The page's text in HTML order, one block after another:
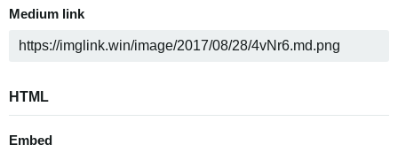
Medium link
HTML
Embed